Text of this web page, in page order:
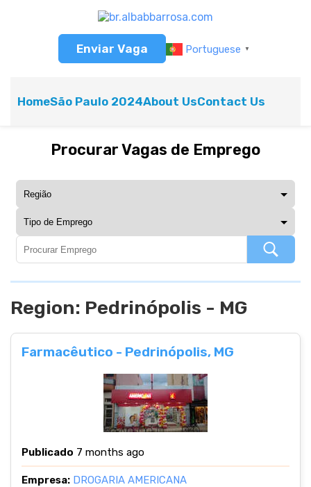
Enviar Vaga Portuguese ▼
HomeSão Paulo 2024About UsContact Us
Procurar Vagas de Emprego
Region: Pedrinópolis - MG
Farmacêutico - Pedrinópolis, MG
Publicado 7 months ago
Empresa: DROGARIA AMERICANA